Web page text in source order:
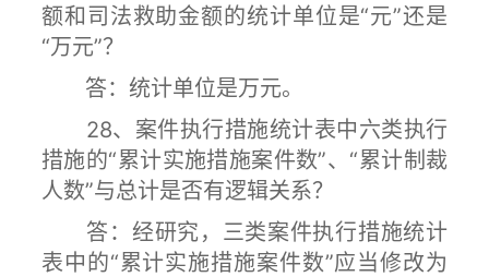
额和司法救助金额的统计单位是“元”还是
“万元”？
答：统计单位是万元。
28、案件执行措施统计表中六类执行
措施的“累计实施措施案件数”、“累计制裁
人数”与总计是否有逻辑关系？
答：经研究，三类案件执行措施统计
表中的“累计实施措施案件数”应当修改为